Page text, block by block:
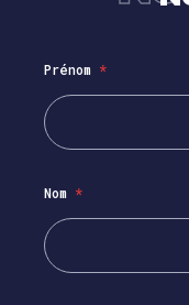
Prénom *
Nom *